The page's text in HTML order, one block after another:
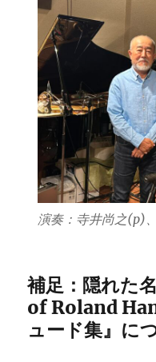
演奏：寺井尚之(p)
補足：隠れた
of Roland
ュード集』に